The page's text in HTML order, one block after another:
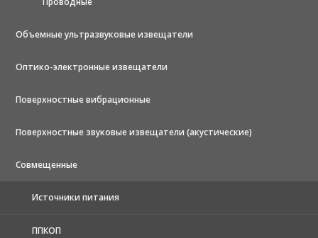
Объемные ультразвуковые извещатели
Оптико-электронные извещатели
Поверхностные вибрационные
Поверхностные звуковые извещатели (акустические)
Совмещенные
Источники питания
ППКОП